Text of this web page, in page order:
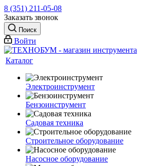
8 (351) 211-05-08
Заказать звонок
Поиск
Войти
Каталог
Электроинструмент
Бензоинструмент
Садовая техника
Строительное оборудование
Насосное оборудование